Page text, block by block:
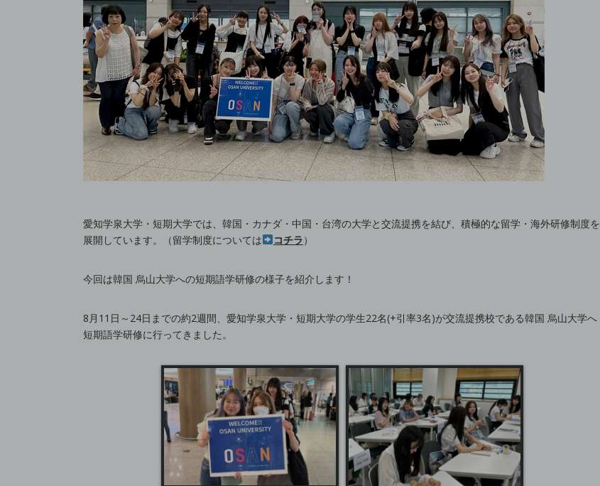
愛知学泉大学・短期大学では、韓国・カナダ・中国・台湾の大学と交流提携を結び、積極的な留学・海外研修制度を
展開しています。（留学制度については
コチラ ）
今回は韓国 烏山大学への短期語学研修の様子を紹介します！
8月11日～24日までの約2週間、愛知学泉大学・短期大学の学生22名(+引率3名)が交流提携校である韓国 烏山大学へ
短期語学研修に行ってきました。